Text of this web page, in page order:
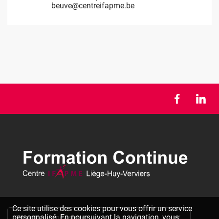
Ce site utilise des cookies pour vous offrir un service
personnalisé. En poursuivant la navigation, vous
beuve@centreifapme.be
massart@centreifapme.be